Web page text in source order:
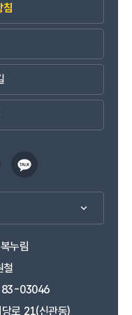
침
누림
철
03046
로 21(신관동)